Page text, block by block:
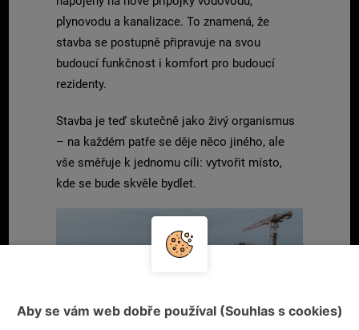
plynovodu a kanalizace. To znamená, že
stavba se postupně připravuje na svou
budoucí funkčnost i komfort pro budoucí
rezidenty.
Stavba je teď skutečně jako živý organismus
– na každém patře se děje něco jiného, ale
vše směřuje k jednomu cíli: vytvořit místo,
kde se bude skvěle bydlet.
Aby se vám web dobře používal (Souhlas s cookies)